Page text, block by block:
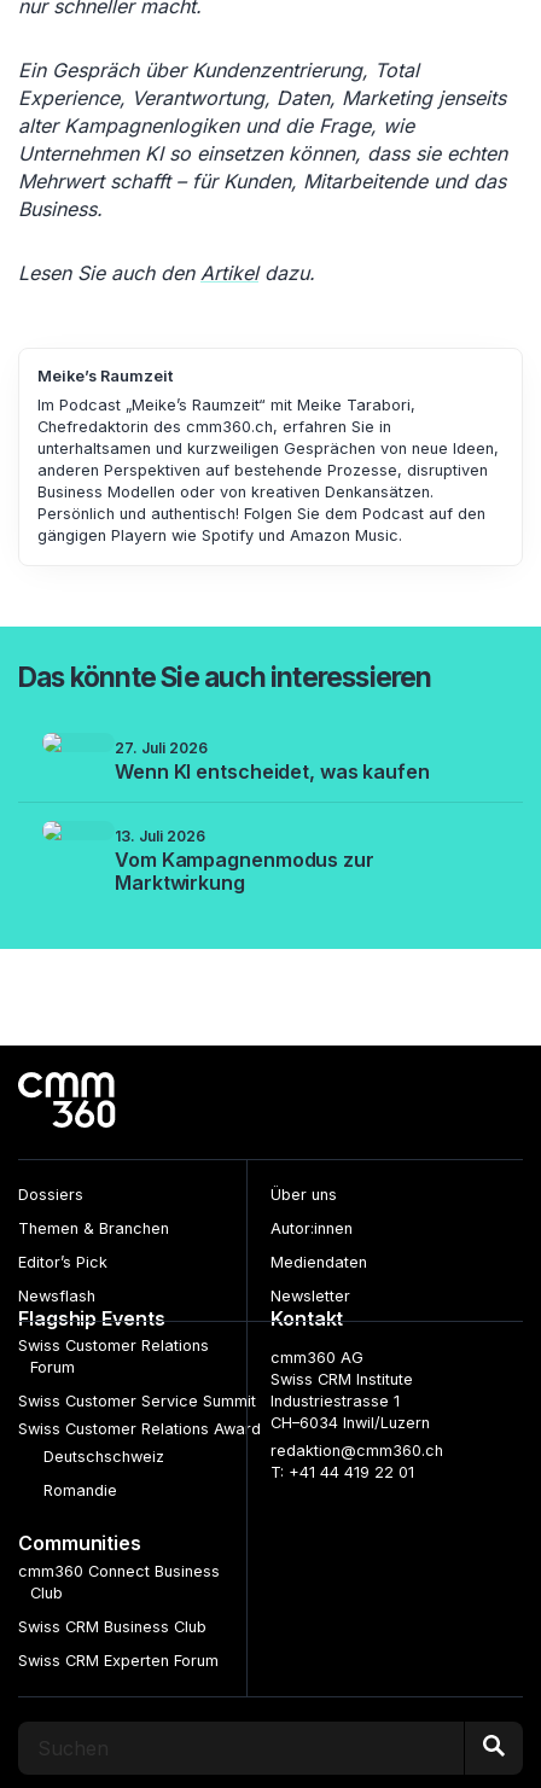
nur schneller macht.
Ein Gespräch über Kundenzentrierung, Total
Experience, Verantwortung, Daten, Marketing jenseits
alter Kampagnenlogiken und die Frage, wie
Unternehmen KI so einsetzen können, dass sie echten
Mehrwert schafft – für Kunden, Mitarbeitende und das
Business.
Lesen Sie auch den Artikeldazu.
Meike’s Raumzeit
Im Podcast „Meike’s Raumzeit“ mit Meike Tarabori,
Chefredaktorin des cmm360.ch, erfahren Sie in
unterhaltsamen und kurzweiligen Gesprächen von neue Ideen,
anderen Perspektiven auf bestehende Prozesse, disruptiven
Business Modellen oder von kreativen Denkansätzen.
Persönlich und authentisch! Folgen Sie dem Podcast auf den
gängigen Playern wie Spotify und Amazon Music.
Das könnte Sie auch interessieren
27. Juli 2026
Wenn KI entscheidet, was kaufen
13. Juli 2026
Vom Kampagnenmodus zur
Marktwirkung
Dossiers
Themen & Branchen
Editor’s Pick
Newsflash
Über uns
Autor:innen
Mediendaten
Newsletter
Flagship Events
Swiss Customer Relations
Forum
Swiss Customer Service Summit
Swiss Customer Relations Award
Deutschschweiz
Romandie
Communities
cmm360 Connect Business
Club
Swiss CRM Business Club
Swiss CRM Experten Forum
Kontakt
cmm360 AG
Swiss CRM Institute
Industriestrasse 1
CH–6034 Inwil/Luzern
redaktion@cmm360.ch
T: +41 44 419 22 01